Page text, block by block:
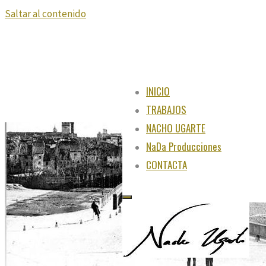
Saltar al contenido
INICIO
TRABAJOS
NACHO UGARTE
NaDa Producciones
CONTACTA
"Juega